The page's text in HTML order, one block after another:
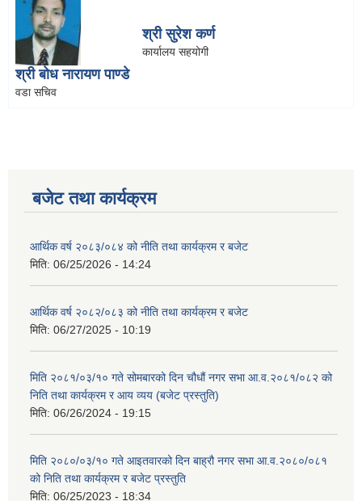
श्री बोध नारायण पाण्डे
वडा सचिव
श्री सुरेश कर्ण
कार्यालय सहयोगी
बजेट तथा कार्यक्रम
आर्थिक वर्ष २०८३/०८४ को नीति तथा कार्यक्रम र बजेट
मिति: 06/25/2026 - 14:24
आर्थिक वर्ष २०८२/०८३ को नीति तथा कार्यक्रम र बजेट
मिति: 06/27/2025 - 10:19
मिति २०८१/०३/१० गते सोमबारको दिन चौधौं नगर सभा आ.व.२०८१/०८२ को
निति तथा कार्यक्रम र आय व्यय (बजेट प्रस्तुति)
मिति: 06/26/2024 - 19:15
मिति २०८०/०३/१० गते आइतवारको दिन बाह्रौ नगर सभा आ.व.२०८०/०८१
को निति तथा कार्यक्रम र बजेट प्रस्तुति
मिति: 06/25/2023 - 18:34